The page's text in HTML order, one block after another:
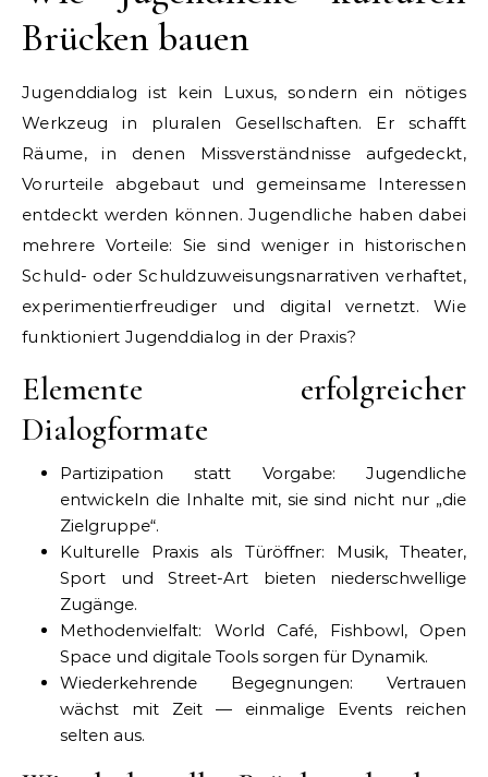
Brücken bauen
Jugenddialog ist kein Luxus, sondern ein nötiges
Werkzeug in pluralen Gesellschaften. Er schafft
Räume, in denen Missverständnisse aufgedeckt,
Vorurteile abgebaut und gemeinsame Interessen
entdeckt werden können. Jugendliche haben dabei
mehrere Vorteile: Sie sind weniger in historischen
Schuld- oder Schuldzuweisungsnarrativen verhaftet,
experimentierfreudiger und digital vernetzt. Wie
funktioniert Jugenddialog in der Praxis?
Elemente erfolgreicher
Dialogformate
Partizipation statt Vorgabe: Jugendliche
entwickeln die Inhalte mit, sie sind nicht nur „die
Zielgruppe“.
Kulturelle Praxis als Türöffner: Musik, Theater,
Sport und Street-Art bieten niederschwellige
Zugänge.
Methodenvielfalt: World Café, Fishbowl, Open
Space und digitale Tools sorgen für Dynamik.
Wiederkehrende Begegnungen: Vertrauen
wächst mit Zeit — einmalige Events reichen
selten aus.